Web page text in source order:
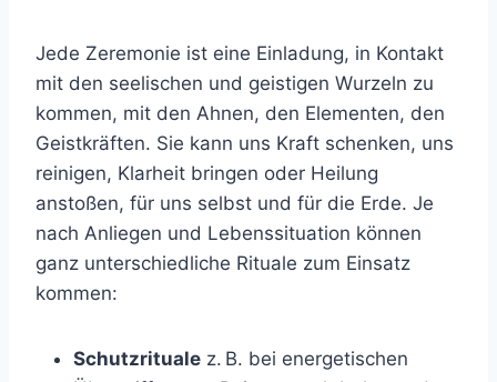
Jede Zeremonie ist eine Einladung, in Kontakt
mit den seelischen und geistigen Wurzeln zu
kommen, mit den Ahnen, den Elementen, den
Geistkräften. Sie kann uns Kraft schenken, uns
reinigen, Klarheit bringen oder Heilung
anstoßen, für uns selbst und für die Erde. Je
nach Anliegen und Lebenssituation können
ganz unterschiedliche Rituale zum Einsatz
kommen:
Schutzrituale z. B. bei energetischen